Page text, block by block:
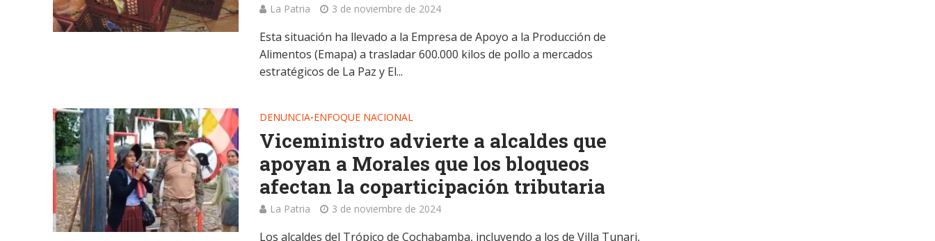
La Patria 3 de noviembre de 2024
Esta situación ha llevado a la Empresa de Apoyo a la Producción de
Alimentos (Emapa) a trasladar 600.000 kilos de pollo a mercados
estratégicos de La Paz y El...
DENUNCIA•ENFOQUE NACIONAL
Viceministro advierte a alcaldes que
apoyan a Morales que los bloqueos
afectan la coparticipación tributaria
La Patria 3 de noviembre de 2024
Los alcaldes del Trópico de Cochabamba, incluyendo a los de Villa Tunari,